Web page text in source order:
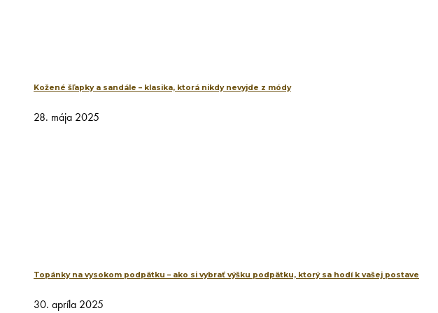
Kožené šľapky a sandále – klasika, ktorá nikdy nevyjde z módy
28. mája 2025
Topánky na vysokom podpätku – ako si vybrať výšku podpätku, ktorý sa hodí k vašej postave
30. apríla 2025